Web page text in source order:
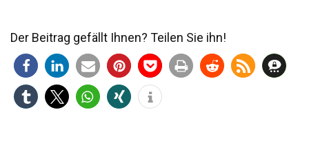
Der Beitrag gefällt Ihnen? Teilen Sie ihn!